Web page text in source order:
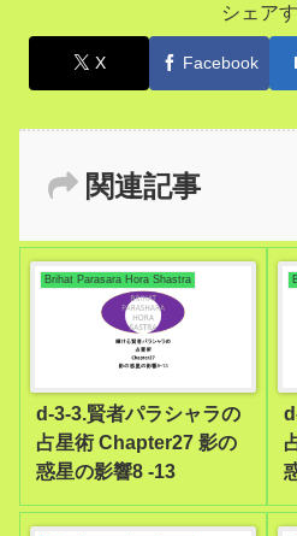
シェア
X Facebook
関連記事
Brihat Parasara Hora Shastra
d-3-3.賢者パラシャラの
占星術 Chapter27 影の
惑星の影響8 -13